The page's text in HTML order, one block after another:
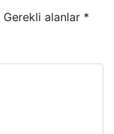
Gerekli alanlar *